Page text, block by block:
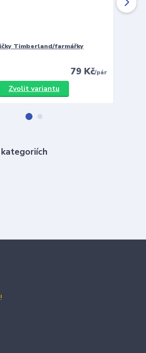
Timberland/farmářky
79 Kč/pár
Zvolit variantu